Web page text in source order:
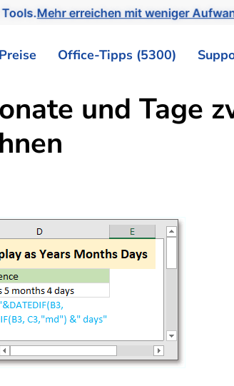
Mehr erreichen mit weniger
Preise Office-Tipps (5300)
und Tage